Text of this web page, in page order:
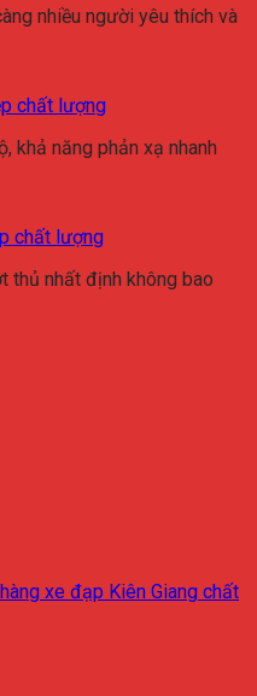
nhiều người yêu thích và
chất lượng
khả năng phản xạ nhanh
chất lượng
thủ nhất định không bao
xe đạp Kiên Giang chất